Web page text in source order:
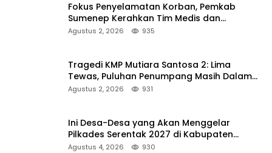
Fokus Penyelamatan Korban, Pemkab
Sumenep Kerahkan Tim Medis dan
Ambulans ke Pelabuhan Kalianget
Agustus 2, 2026 935
Tragedi KMP Mutiara Santosa 2: Lima
Tewas, Puluhan Penumpang Masih Dalam
Pencarian
Agustus 2, 2026 931
Ini Desa-Desa yang Akan Menggelar
Pilkades Serentak 2027 di Kabupaten
Sumenep
Agustus 4, 2026 930